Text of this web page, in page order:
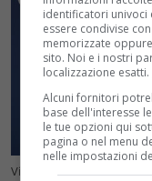
Vince l’Oscar Matteo
identificatori
essere condivise
memorizzate
sito. Noi e i nostri
localizzazione esatti.
Alcuni fornitori
base dell'interesse
le tue opzioni qui
pagina o nel menu
nelle impostazioni